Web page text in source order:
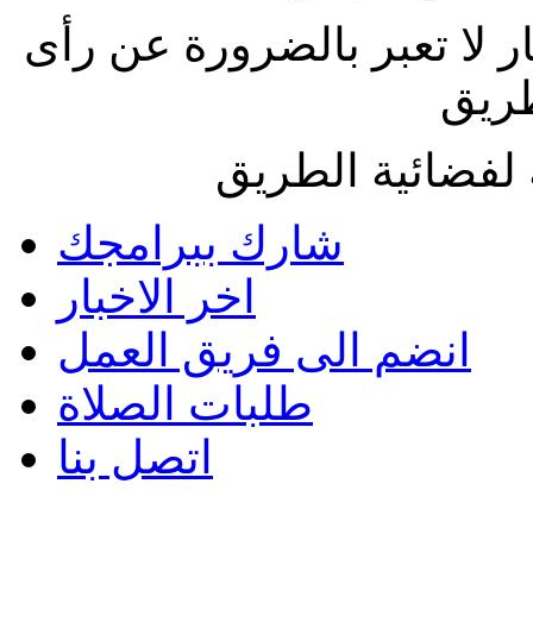
لا تعبر بالضرورة عن رأى
الطريق
شارك ببرامجك
اخر الاخبار
انضم الى فريق العمل
طلبات الصلاة
اتصل بنا